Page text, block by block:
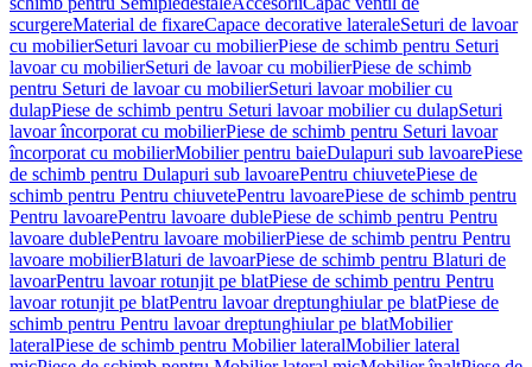
scurgereMaterial de fixareCapace decorative lateraleSeturi de lavoar
cu mobilierSeturi lavoar cu mobilierPiese de schimb pentru Seturi
lavoar cu mobilierSeturi de lavoar cu mobilierPiese de schimb
pentru Seturi de lavoar cu mobilierSeturi lavoar mobilier cu
dulapPiese de schimb pentru Seturi lavoar mobilier cu dulapSeturi
lavoar încorporat cu mobilierPiese de schimb pentru Seturi lavoar
încorporat cu mobilierMobilier pentru baieDulapuri sub lavoarePiese
de schimb pentru Dulapuri sub lavoarePentru chiuvetePiese de
schimb pentru Pentru chiuvetePentru lavoarePiese de schimb pentru
Pentru lavoarePentru lavoare dublePiese de schimb pentru Pentru
lavoare dublePentru lavoare mobilierPiese de schimb pentru Pentru
lavoare mobilierBlaturi de lavoarPiese de schimb pentru Blaturi de
lavoarPentru lavoar rotunjit pe blatPiese de schimb pentru Pentru
lavoar rotunjit pe blatPentru lavoar dreptunghiular pe blatPiese de
schimb pentru Pentru lavoar dreptunghiular pe blatMobilier
lateralPiese de schimb pentru Mobilier lateralMobilier lateral